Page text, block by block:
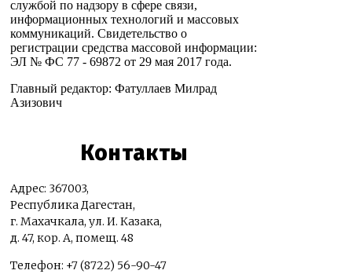
службой по надзору в сфере связи,
информационных технологий и массовых
коммуникаций. Свидетельство о
регистрации средства массовой информации:
ЭЛ № ФС 77 - 69872 от 29 мая 2017 года.
Главный редактор: Фатуллаев Милрад
Азизович
Контакты
Адрес: 367003,
Республика Дагестан,
г. Махачкала, ул. И. Казака,
д. 47, кор. А, помещ. 48
Телефон: +7 (8722) 56-90-47